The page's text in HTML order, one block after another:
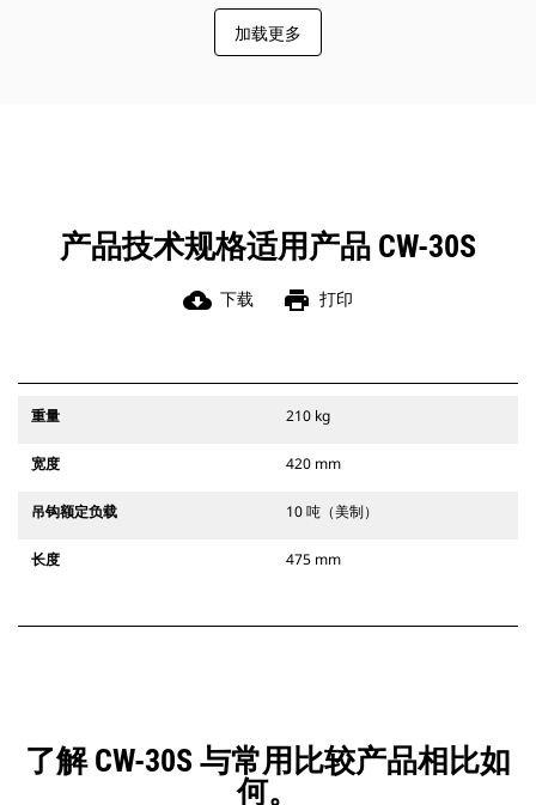
加载更多
产品技术规格适用产品 CW-30S
cloud_download 下载 print 打印
重量 210 kg
宽度 420 mm
吊钩额定负载 10 吨（美制）
长度 475 mm
了解 CW-30S 与常用比较产品相比如
何。